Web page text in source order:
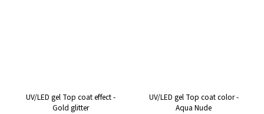
UV/LED gel Top coat effect -
Gold glitter
UV/LED gel Top coat color -
Aqua Nude